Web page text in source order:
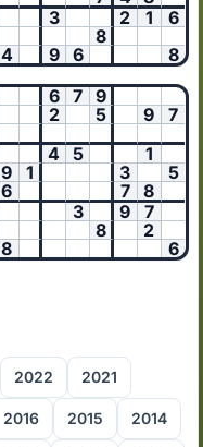
3
2 1
6
8
4
9 6
8
6 7 9
2
5 9
7
4 5
1
9
1 3
5
6
7
8
3
9
7
8
2
8
6
2022 2021
2016 2015 2014